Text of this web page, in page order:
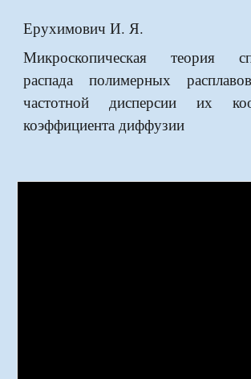
Ерухимович И. Я.
Микроскопическая теория
распада полимерных
частотной дисперсии их
коэффициента диффузии